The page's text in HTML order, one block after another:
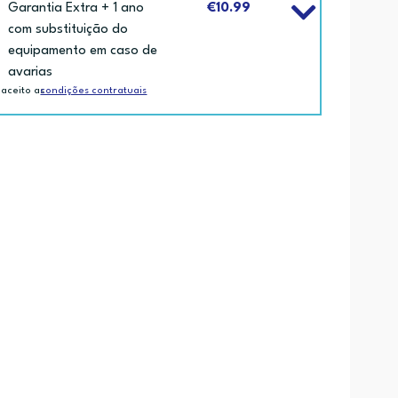
Garantia Extra + 1 ano
com substituição do
equipamento em caso de
avarias
€10.99
aceito ascondições contratuais